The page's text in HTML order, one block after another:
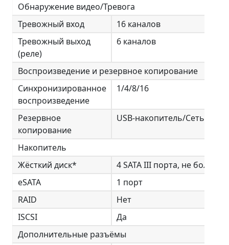
Обнаружение видео/Тревога
Тревожный вход
16 каналов
Тревожный выход
(реле)
6 каналов
Воспроизведение и резервное копирование
Синхронизированное
воспроизведение
1/4/8/16
Резервное
копирование
USB-накопитель/Сеть/
Накопитель
Жёсткий диск*
4 SATA III порта, не более
eSATA
1 порт
RAID
Нет
ISCSI
Да
Дополнительные разъёмы